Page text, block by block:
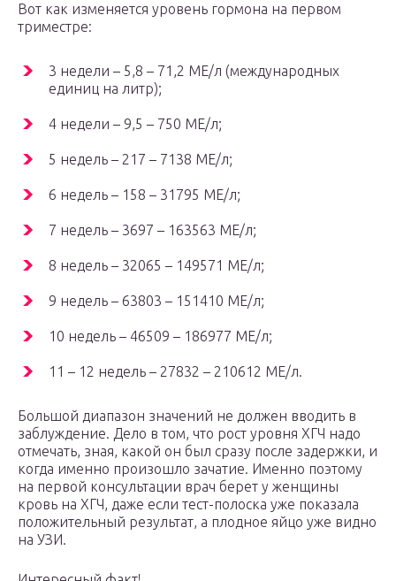
Вот как изменяется уровень гормона на первом
триместре:
3 недели – 5,8 – 71,2 МЕ/л (международных
единиц на литр);
4 недели – 9,5 – 750 МЕ/л;
5 недель – 217 – 7138 МЕ/л;
6 недель – 158 – 31795 МЕ/л;
7 недель – 3697 – 163563 МЕ/л;
8 недель – 32065 – 149571 МЕ/л;
9 недель – 63803 – 151410 МЕ/л;
10 недель – 46509 – 186977 МЕ/л;
11 – 12 недель – 27832 – 210612 МЕ/л.
Большой диапазон значений не должен вводить в
заблуждение. Дело в том, что рост уровня ХГЧ надо
отмечать, зная, какой он был сразу после задержки, и
когда именно произошло зачатие. Именно поэтому
на первой консультации врач берет у женщины
кровь на ХГЧ, даже если тест-полоска уже показала
положительный результат, а плодное яйцо уже видно
на УЗИ.